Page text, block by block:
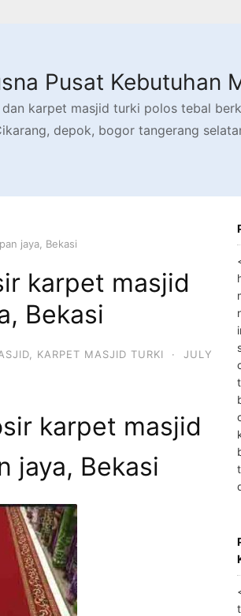
Pusat Kebutuhan
karpet masjid turki polos tebal
depok, bogor tangerang
jaya, Bekasi
karpet masjid
Bekasi
KARPET MASJID TURKI ·
JULY
karpet masjid
jaya, Bekasi